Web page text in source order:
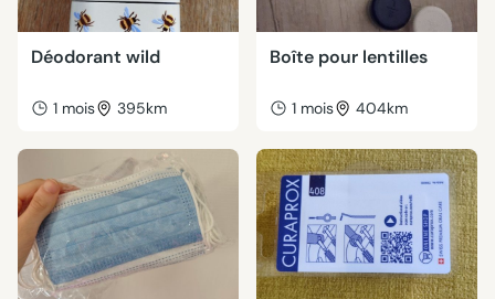
Déodorant wild
1 mois 395km
Boîte pour lentilles
1 mois 404km